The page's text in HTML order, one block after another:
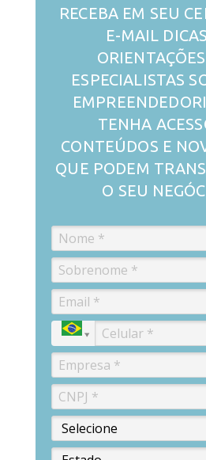
RECEBA EM SEU
E-MAIL
ESPECIALISTAS
TENHA
CONTEÚDOS E
QUE PODEM
O SEU